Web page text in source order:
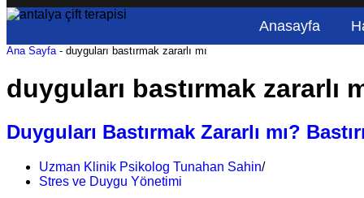
Anasayfa
Ana Sayfa - duyguları bastırmak zararlı mı
duyguları bastırmak zararlı
Duyguları Bastırmak Zararlı mı?
Uzman Klinik Psikolog Tunahan Sahin
Stres ve Duygu Yönetimi